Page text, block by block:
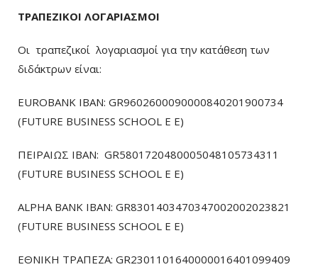
ΤΡΑΠΕΖΙΚΟΙ ΛΟΓΑΡΙΑΣΜΟΙ
Οι τραπεζικοί λογαριασμοί για την κατάθεση των
διδάκτρων είναι:
EUROBANK IBAN: GR9602600090000840201900734
(FUTURE BUSINESS SCHOOL E E)
ΠΕΙΡΑΙΩΣ ΙΒΑΝ: GR5801720480005048105734311
(FUTURE BUSINESS SCHOOL E E)
ALPHA BANK IBAN: GR8301403470347002002023821
(FUTURE BUSINESS SCHOOL E E)
ΕΘΝΙΚΗ ΤΡΑΠΕΖΑ: GR2301101640000016401099409